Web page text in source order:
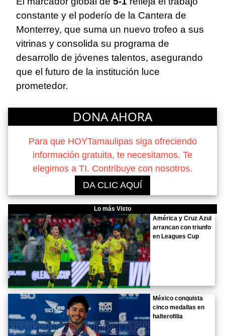
constante y el poderío de la Cantera de
Monterrey, que suma un nuevo trofeo a sus
vitrinas y consolida su programa de
desarrollo de jóvenes talentos, asegurando
que el futuro de la institución luce
prometedor.
DONA AHORA
Para que HOYTamaulipas siga ofreciendo
información gratuita, te necesitamos. Te
elegimos a TI. Contribuye con nosotros.
DA CLIC AQUÍ
Lo más Visto
América y Cruz Azul
arrancan con triunfo
en Leagues Cup
México conquista
cinco medallas en
halterofilia